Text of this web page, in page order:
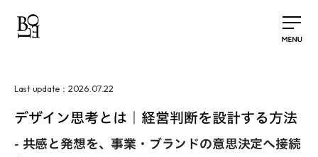
Last update： 2026.07.22
デザイン思考とは｜経営判断を設計する方法
- 共感と発想を、事業・ブランドの意思決定へ接続